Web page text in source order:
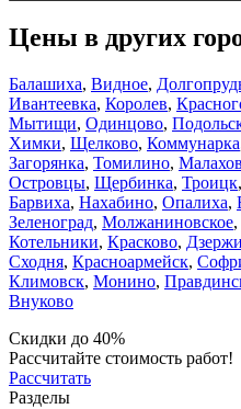
Цены в других
Балашиха, Видное,
Ивантеевка, Королев,
Мытищи, Одинцово,
Химки, Щелково, Коммунарка
Загорянка, Томилино,
Островцы, Щербинка, Троицк,
Барвиха, Нахабино, Опалиха,
Зеленоград, Молжаниновское,
Котельники, Красково,
Сходня, Красноармейск,
Климовск, Монино,
Внуково
Скидки до 40%
Рассчитайте стоимость работ!
Рассчитать
Разделы